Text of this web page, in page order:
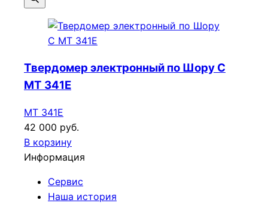
Твердомер электронный по Шору C
МТ 341E
МТ 341E
42 000 руб.
В корзину
Информация
Сервис
Наша история